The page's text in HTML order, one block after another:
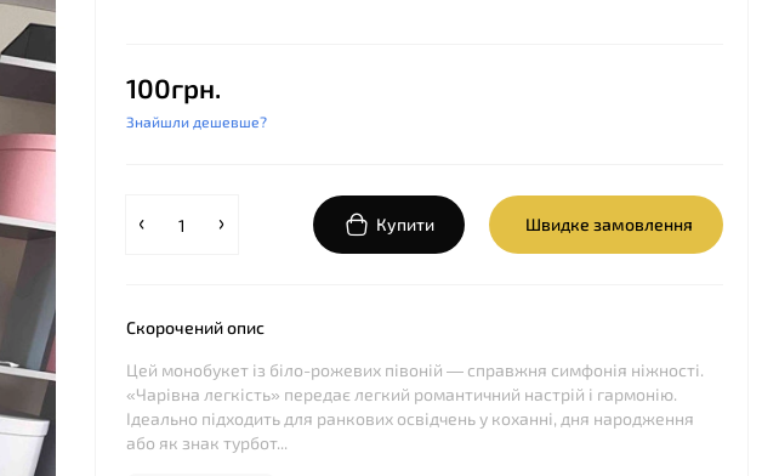
100грн.
Знайшли дешевше?
Купити Швидке замовлення
Скорочений опис
Цей монобукет із біло-рожевих півоній — справжня симфонія ніжності.
«Чарівна легкість» передає легкий романтичний настрій і гармонію.
Ідеально підходить для ранкових освідчень у коханні, дня народження
або як знак турбот...